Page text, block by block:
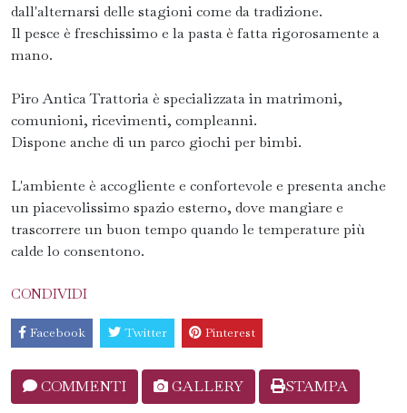
dall'alternarsi delle stagioni come da tradizione.
Il pesce è freschissimo e la pasta è fatta rigorosamente a
mano.
Piro Antica Trattoria è specializzata in matrimoni,
comunioni, ricevimenti, compleanni.
Dispone anche di un parco giochi per bimbi.
L'ambiente è accogliente e confortevole e presenta anche
un piacevolissimo spazio esterno, dove mangiare e
trascorrere un buon tempo quando le temperature più
calde lo consentono.
CONDIVIDI
Facebook Twitter Pinterest
COMMENTI GALLERY STAMPA